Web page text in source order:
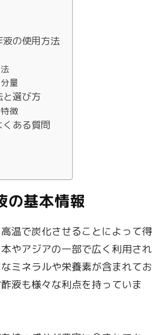
の使用方法
量
選び方
徴
ある質問
の基本情報
温で炭化させることによって得
やアジアの一部で広く利用され
ミネラルや栄養素が含まれてお
液も様々な利点を持っていま